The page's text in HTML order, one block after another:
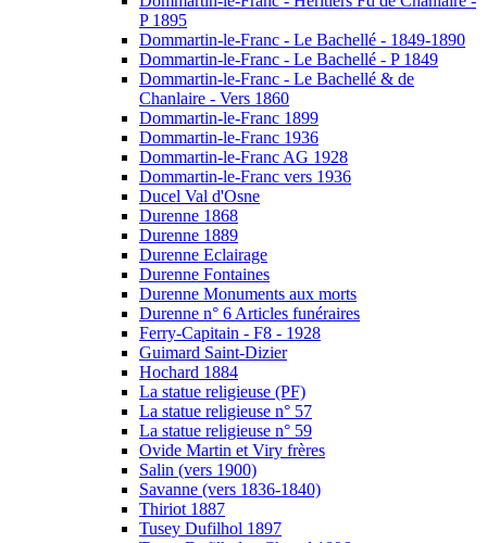
P 1895
Dommartin-le-Franc - Le Bachellé - 1849-1890
Dommartin-le-Franc - Le Bachellé - P 1849
Dommartin-le-Franc - Le Bachellé & de
Chanlaire - Vers 1860
Dommartin-le-Franc 1899
Dommartin-le-Franc 1936
Dommartin-le-Franc AG 1928
Dommartin-le-Franc vers 1936
Ducel Val d'Osne
Durenne 1868
Durenne 1889
Durenne Eclairage
Durenne Fontaines
Durenne Monuments aux morts
Durenne n° 6 Articles funéraires
Ferry-Capitain - F8 - 1928
Guimard Saint-Dizier
Hochard 1884
La statue religieuse (PF)
La statue religieuse n° 57
La statue religieuse n° 59
Ovide Martin et Viry frères
Salin (vers 1900)
Savanne (vers 1836-1840)
Thiriot 1887
Tusey Dufilhol 1897